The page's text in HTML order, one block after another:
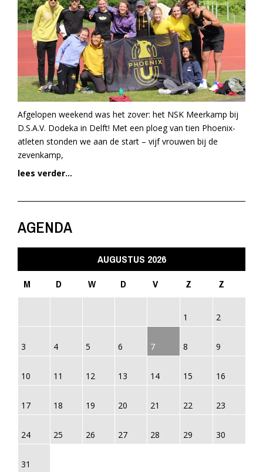
Afgelopen weekend was het zover: het NSK Meerkamp bij
D.S.A.V. Dodeka in Delft! Met een ploeg van tien Phoenix-
atleten stonden we aan de start – vijf vrouwen bij de
zevenkamp,
lees verder...
AGENDA
AUGUSTUS 2026
M
D W D V Z Z
1 2
3 4 5 6 7 8 9
10 11 12 13 14 15 16
17 18 19 20 21 22 23
24 25 26 27 28 29 30
31